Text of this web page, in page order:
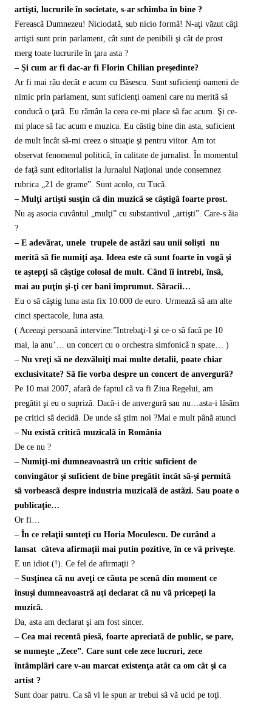
artişti, lucrurile în societate, s-ar schimba în bine ?
Fereascã Dumnezeu! Niciodatã, sub nicio formã! N-aţi vãzut câţi
artişti sunt prin parlament, cât sunt de penibili şi cât de prost
merg toate lucrurile în ţara asta ?
– Şi cum ar fi dac-ar fi Florin Chilian preşedinte?
Ar fi mai rãu decât e acum cu Bãsescu. Sunt suficienţi oameni de
nimic prin parlament, sunt suficienţi oameni care nu meritã sã
conducã o ţarã. Eu rãmân la ceea ce-mi place sã fac acum. Şi ce-
mi place sã fac acum e muzica. Eu câstig bine din asta, suficient
de mult încât sã-mi creez o situaţie şi pentru viitor. Am tot
observat fenomenul politicã, în calitate de jurnalist. În momentul
de faţã sunt editorialist la Jurnalul Naţional unde consemnez
rubrica „21 de grame”. Sunt acolo, cu Tucã.
– Mulţi artişti susţin cã din muzicã se câştigã foarte prost.
Nu aş asocia cuvântul „mulţi” cu substantivul „artişti”. Care-s ãia
?
– E adevãrat, unele trupele de astãzi sau unii solişti nu
meritã sã fie numiţi aşa. Ideea este cã sunt foarte în vogã şi
te aştepţi sã câştige colosal de mult. Când îi intrebi, însã,
mai au puţin şi-ţi cer bani împrumut. Sãracii…
Eu o sã câştig luna asta fix 10.000 de euro. Urmeazã sã am alte
cinci spectacole, luna asta.
( Aceeaşi persoanã intervine:”Intrebaţi-l şi ce-o sã facã pe 10
mai, la anu’… un concert cu o orchestra simfonicã n spate… )
– Nu vreţi sã ne dezvãluiţi mai multe detalii, poate chiar
exclusivitate? Sã fie vorba despre un concert de anvergurã?
Pe 10 mai 2007, afarã de faptul cã va fi Ziua Regelui, am
pregãtit şi eu o suprizã. Dacã-i de anvergurã sau nu…asta-i lãsãm
pe critici sã decidã. De unde sã ştim noi ?Mai e mult pânã atunci
– Nu existã criticã muzicalã în România
De ce nu ?
– Numiţi-mi dumneavoastrã un critic suficient de
convingãtor şi suficient de bine pregãtit încât sã-şi permitã
sã vorbeascã despre industria muzicalã de astãzi. Sau poate o
publicaţie…
Or fi…
– În ce relaţii sunteţi cu Horia Moculescu. De curând a
lansat câteva afirmaţii mai putin pozitive, în ce vã priveşte.
E un idiot.(!). Ce fel de afirmaţii ?
– Susţinea cã nu aveţi ce cãuta pe scenã din moment ce
însuşi dumneavoastrã aţi declarat cã nu vã pricepeţi la
muzicã.
Da, asta am declarat şi am fost sincer.
– Cea mai recentã piesã, foarte apreciatã de public, se pare,
se numeşte „Zece”. Care sunt cele zece lucruri, zece
întâmplãri care v-au marcat existenţa atât ca om cât şi ca
artist ?
Sunt doar patru. Ca sã vi le spun ar trebui sã vã ucid pe toţi.